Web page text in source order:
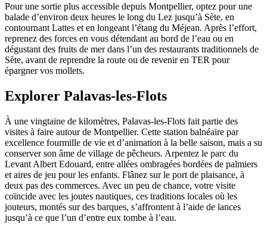
Pour une sortie plus accessible depuis Montpellier, optez pour une
balade d’environ deux heures le long du Lez jusqu’à Sète, en
contournant Lattes et en longeant l’étang du Méjean. Après l’effort,
reprenez des forces en vous détendant au bord de l’eau ou en
dégustant des fruits de mer dans l’un des restaurants traditionnels de
Sète, avant de reprendre la route ou de revenir en TER pour
épargner vos mollets.
Explorer Palavas-les-Flots
À une vingtaine de kilomètres, Palavas-les-Flots fait partie des
visites à faire autour de Montpellier. Cette station balnéaire par
excellence fourmille de vie et d’animation à la belle saison, mais a su
conserver son âme de village de pêcheurs. Arpentez le parc du
Levant Albert Edouard, entre allées ombragées bordées de palmiers
et aires de jeu pour les enfants. Flânez sur le port de plaisance, à
deux pas des commerces. Avec un peu de chance, votre visite
coïncide avec les joutes nautiques, ces traditions locales où les
jouteurs, montés sur des barques, s’affrontent à l’aide de lances
jusqu’à ce que l’un d’entre eux tombe à l’eau.